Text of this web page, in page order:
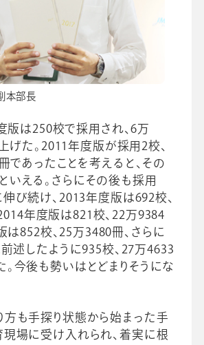
本部長
版は250校で採用され、6万
げた。2011年度版が採用2校、
であったことを考えると、その
いえる。さらにその後も採用
び続け、2013年度版は692校、
年度版は821校、22万9384
は852校、25万3480冊、さらに
述したように935校、27万4633
。今後も勢いはとどまりそうにな
方も手探り状態から始まった手
現場に受け入れられ、着実に根